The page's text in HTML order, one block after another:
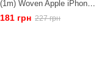
(1m) Woven Apple iPhone
16 version (OEM)
181 грн 227 грн